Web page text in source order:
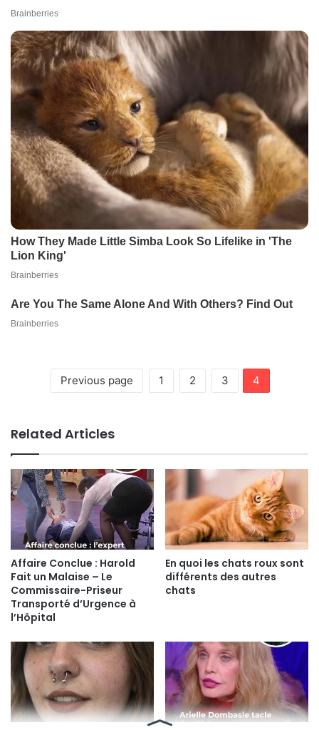
Previous page 1 2 3 4
Related Articles
Affaire Conclue : Harold
Fait un Malaise – Le
Commissaire-Priseur
Transporté d’Urgence à
l’Hôpital
En quoi les chats roux sont
différents des autres
chats